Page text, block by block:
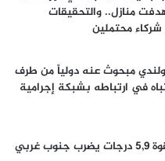
منازل.. والتحقيقات
محتملين
مبحوث عنه دولياً من طرف
في ارتباطه بشبكة إجرامية
الفلبين.. زلزال بقوة 5,9 درجات يضرب جنوب غربي